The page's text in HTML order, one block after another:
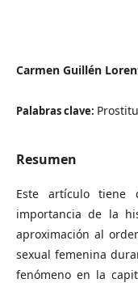
Carmen Guillén
Palabras clave:
Resumen
Este artículo tiene
importancia de la
aproximación al
sexual femenina
fenómeno en la